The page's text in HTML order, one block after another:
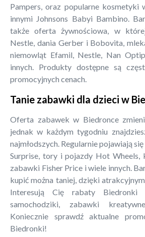
Pampers, oraz popularne kosmetyki
innymi Johnsons Babyi Bambino.
także oferta żywnościowa, w
Nestle, dania Gerber i Bobovita,
niemowląt Efamil, Nestle, Nan
innych. Produkty dostępne są
promocyjnych cenach.
Tanie zabawki dla dzieci w
Oferta zabawek w Biedronce
jednak w każdym tygodniu
najmłodszych. Regularnie pojawiają
Surprise, tory i pojazdy Hot Wheels,
zabawki Fisher Price i wiele innych.
kupić można taniej, dzięki
Interesują Cię rabaty Biedronki
samochodziki, zabawki
Koniecznie sprawdź aktualne
Biedronki!